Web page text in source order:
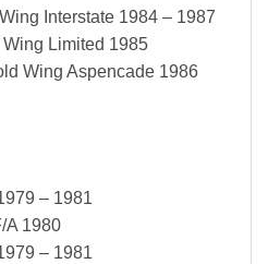
Interstate 1984 – 1987
Limited 1985
Wing Aspencade 1986
– 1981
A 1980
– 1981